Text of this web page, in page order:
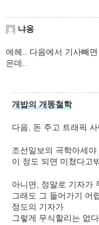
냐옹
에헤.. 다음에서 기사빼
은데..
개밥의 개똥철학
다음, 돈 주고 트래픽
조선일보의 곡학아세
이 정도 되면 미쳤다고
아니면, 정말로 기자가
그래도 그 들어가기 어
정도의 기자가
그렇게 무식할리는 없